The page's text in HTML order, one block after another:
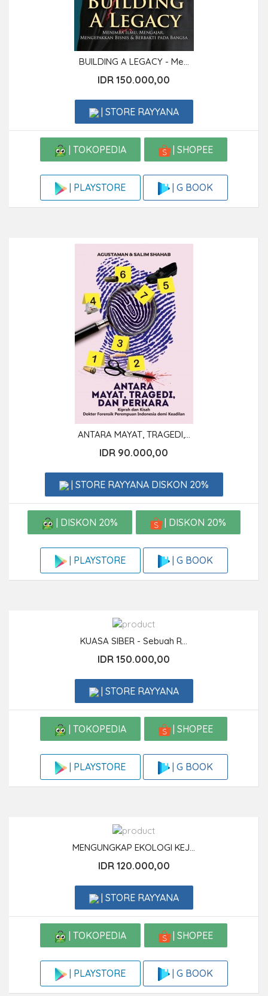
BUILDING A LEGACY - Me...
IDR 150.000,00
| STORE RAYYANA
| TOKOPEDIA | SHOPEE
| PLAYSTORE | G BOOK
ANTARA MAYAT, TRAGEDI,...
IDR 90.000,00
| STORE RAYYANA DISKON 20%
| DISKON 20% | DISKON 20%
| PLAYSTORE | G BOOK
KUASA SIBER - Sebuah R...
IDR 150.000,00
| STORE RAYYANA
| TOKOPEDIA | SHOPEE
| PLAYSTORE | G BOOK
MENGUNGKAP EKOLOGI KEJ...
IDR 120.000,00
| STORE RAYYANA
| TOKOPEDIA | SHOPEE
| PLAYSTORE | G BOOK